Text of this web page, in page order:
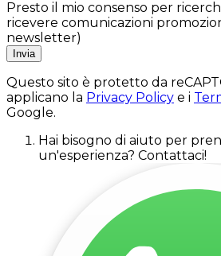
Presto il mio consenso per
ricevere comunicazioni
newsletter)
Invia
Questo sito è protetto da
applicano la Privacy Policy e i
Google.
Hai bisogno di aiuto per
un'esperienza? Contattaci!